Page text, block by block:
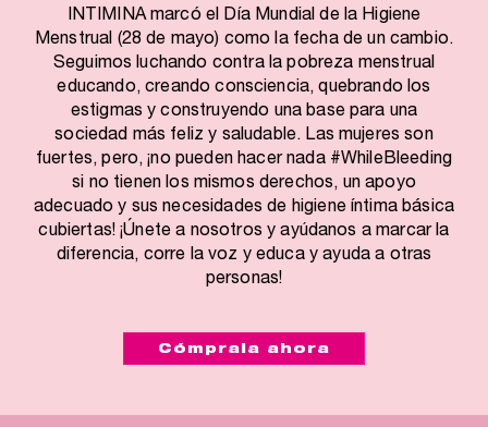
INTIMINA marcó el Día Mundial de la Higiene
Menstrual (28 de mayo) como la fecha de un cambio.
Seguimos luchando contra la pobreza menstrual
educando, creando consciencia, quebrando los
estigmas y construyendo una base para una
sociedad más feliz y saludable. Las mujeres son
fuertes, pero, ¡no pueden hacer nada #WhileBleeding
si no tienen los mismos derechos, un apoyo
adecuado y sus necesidades de higiene íntima básica
cubiertas! ¡Únete a nosotros y ayúdanos a marcar la
diferencia, corre la voz y educa y ayuda a otras
personas!
Cómprala ahora